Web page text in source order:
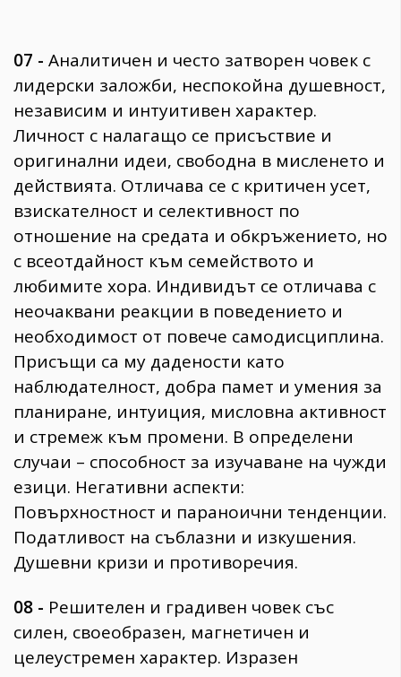
07 - Аналитичен и често затворен човек с
лидерски заложби, неспокойна душевност,
независим и интуитивен характер.
Личност с налагащо се присъствие и
оригинални идеи, свободна в мисленето и
действията. Отличава се с критичен усет,
взискателност и селективност по
отношение на средата и обкръжението, но
с всеотдайност към семейството и
любимите хора. Индивидът се отличава с
неочаквани реакции в поведението и
необходимост от повече самодисциплина.
Присъщи са му дадености като
наблюдателност, добра памет и умения за
планиране, интуиция, мисловна активност
и стремеж към промени. В определени
случаи – способност за изучаване на чужди
езици. Негативни аспекти:
Повърхностност и параноични тенденции.
Податливост на съблазни и изкушения.
Душевни кризи и противоречия.
08 - Решителен и градивен човек със
силен, своеобразен, магнетичен и
целеустремен характер. Изразен